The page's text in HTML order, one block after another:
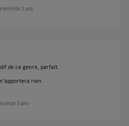
environ 3 ans
de ce genre, parfait.
rien.
3 ans